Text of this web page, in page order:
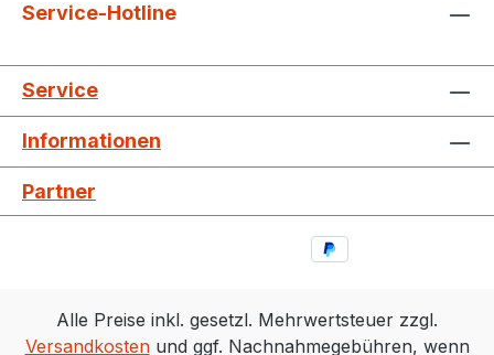
Service-Hotline
Service
Informationen
Partner
Alle Preise inkl. gesetzl. Mehrwertsteuer zzgl.
Versandkostenund ggf. Nachnahmegebühren, wenn